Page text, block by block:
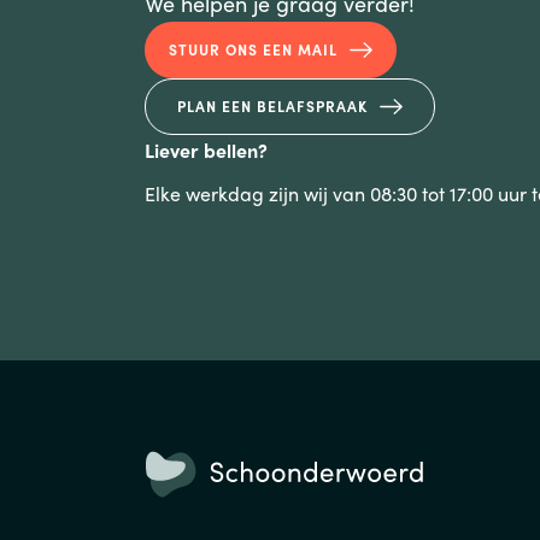
STUUR ONS EEN MAIL
PLAN EEN BELAFSPRAAK
Liever bellen?
Elke werkdag zijn wij van 08:30 tot 17:00 uur